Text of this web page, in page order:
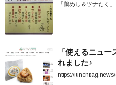
「鶏めし＆ツナたく
「使えるニュ
れました♪
https://lunchbag.news/